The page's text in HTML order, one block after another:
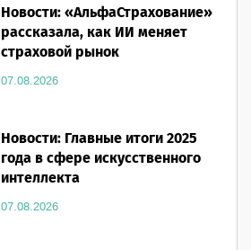
Новости: «АльфаСтрахование»
рассказала, как ИИ меняет
страховой рынок
07.08.2026
Новости: Главные итоги 2025
года в сфере искусственного
интеллекта
07.08.2026